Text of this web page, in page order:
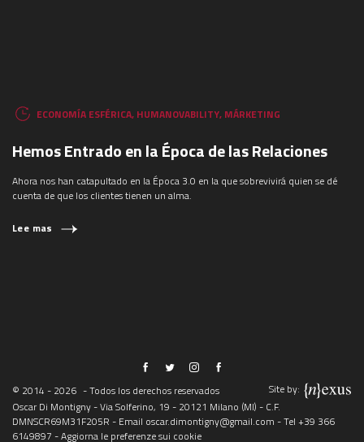
ECONOMÍA ESFÉRICA, HUMANOVABILITY, MÁRKETING
Hemos Entrado en la Época de las Relaciones
Ahora nos han catapultado en la Época 3.0 en la que sobrevivirá quien se dé
cuenta de que los clientes tienen un alma.
Lee mas
© 2014 - 2026 - Todos los derechos reservados
Site by:
Oscar Di Montigny - Via Solferino, 19 - 20121 Milano (MI) - C.F.
DMNSCR69M31F205R - Email oscar.dimontigny@gmail.com - Tel +39 366
6149897 -Aggiorna le preferenze sui cookie